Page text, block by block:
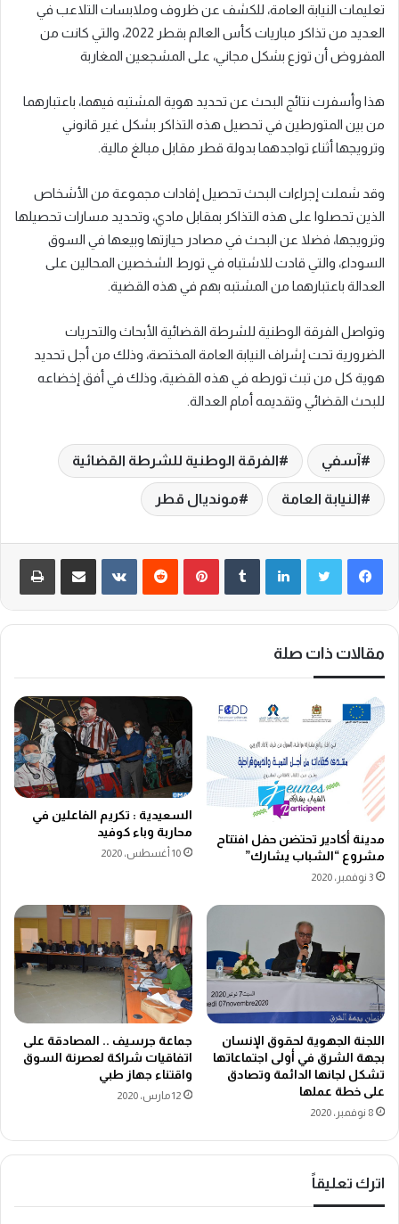
تعليمات النيابة العامة، للكشف عن ظروف وملابسات التلاعب في
العديد من تذاكر مباريات كأس العالم بقطر 2022، والتي كانت من
المفروض أن توزع بشكل مجاني، على المشجعين المغاربة
هذا وأسفرت نتائج البحث عن تحديد هوية المشتبه فيهما، باعتبارهما
من بين المتورطين في تحصيل هذه التذاكر بشكل غير قانوني
وترويجها أثناء تواجدهما بدولة قطر مقابل مبالغ مالية.
وقد شملت إجراءات البحث تحصيل إفادات مجموعة من الأشخاص
الذين تحصلوا على هذه التذاكر بمقابل مادي، وتحديد مسارات تحصيلها
وترويجها، فضلا عن البحث في مصادر حيازتها وبيعها في السوق
السوداء، والتي قادت للاشتباه في تورط الشخصين المحالين على
العدالة باعتبارهما من المشتبه بهم في هذه القضية.
وتواصل الفرقة الوطنية للشرطة القضائية الأبحاث والتحريات
الضرورية تحت إشراف النيابة العامة المختصة، وذلك من أجل تحديد
هوية كل من تبث تورطه في هذه القضية، وذلك في أفق إخضاعه
للبحث القضائي وتقديمه أمام العدالة.
آسفي الفرقة الوطنية للشرطة القضائية
النيابة العامة مونديال قطر
لينكدإن بينتيريست ‏VKontakte
مقالات ذات صلة
مدينة أكادير تحتضن حفل افتتاح
مشروع “الشباب يشارك”
3 نوفمبر، 2020
السعيدية : تكريم الفاعلين في
محاربة وباء كوفيد
10 أغسطس، 2020
اللجنة الجهوية لحقوق الإنسان
بجهة الشرق في أولى اجتماعاتها
تشكل لجانها الدائمة وتصادق
على خطة عملها
8 نوفمبر، 2020
جماعة جرسيف .. المصادقة على
اتفاقيات شراكة لعصرنة السوق
واقتناء جهاز طبي
12 مارس، 2020
اترك تعليقاً